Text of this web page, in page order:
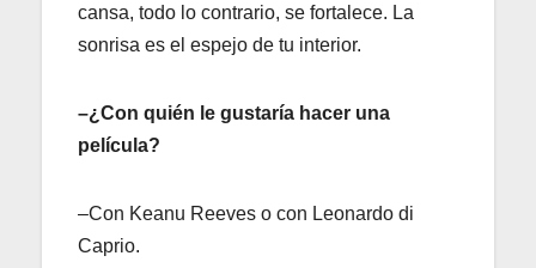
cansa, todo lo contrario, se fortalece. La
sonrisa es el espejo de tu interior.
–¿Con quién le gustaría hacer una
película?
–Con Keanu Reeves o con Leonardo di
Caprio.